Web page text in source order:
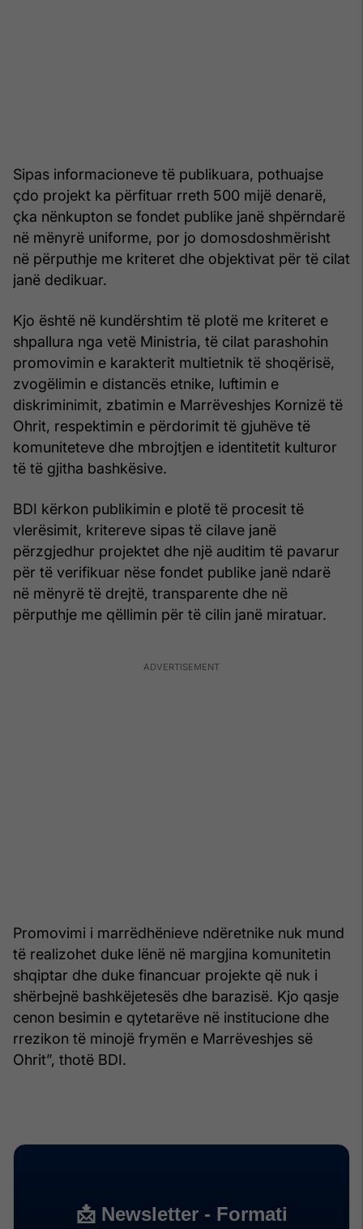
Sipas informacioneve të publikuara, pothuajse
çdo projekt ka përfituar rreth 500 mijë denarë,
çka nënkupton se fondet publike janë shpërndarë
në mënyrë uniforme, por jo domosdoshmërisht
në përputhje me kriteret dhe objektivat për të cilat
janë dedikuar.
Kjo është në kundërshtim të plotë me kriteret e
shpallura nga vetë Ministria, të cilat parashohin
promovimin e karakterit multietnik të shoqërisë,
zvogëlimin e distancës etnike, luftimin e
diskriminimit, zbatimin e Marrëveshjes Kornizë të
Ohrit, respektimin e përdorimit të gjuhëve të
komuniteteve dhe mbrojtjen e identitetit kulturor
të të gjitha bashkësive.
BDI kërkon publikimin e plotë të procesit të
vlerësimit, kritereve sipas të cilave janë
përzgjedhur projektet dhe një auditim të pavarur
për të verifikuar nëse fondet publike janë ndarë
në mënyrë të drejtë, transparente dhe në
përputhje me qëllimin për të cilin janë miratuar.
Promovimi i marrëdhënieve ndëretnike nuk mund
të realizohet duke lënë në margjina komunitetin
shqiptar dhe duke financuar projekte që nuk i
shërbejnë bashkëjetesës dhe barazisë. Kjo qasje
cenon besimin e qytetarëve në institucione dhe
rrezikon të minojë frymën e Marrëveshjes së
Ohrit”, thotë BDI.